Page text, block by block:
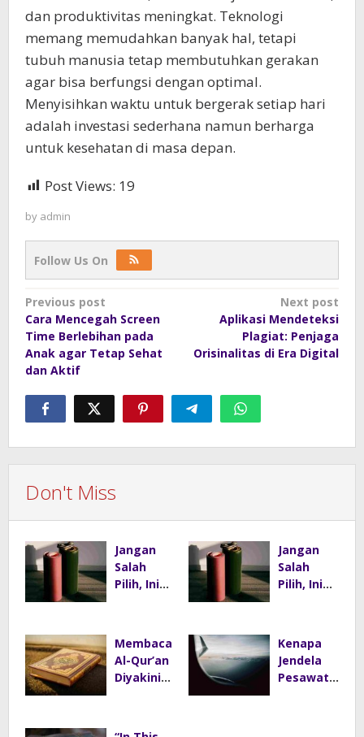
dan produktivitas meningkat. Teknologi
memang memudahkan banyak hal, tetapi
tubuh manusia tetap membutuhkan gerakan
agar bisa berfungsi dengan optimal.
Menyisihkan waktu untuk bergerak setiap hari
adalah investasi sederhana namun berharga
untuk kesehatan di masa depan.
Post Views: 19
by admin
Follow Us On
Post
navigation
Previous post
Cara Mencegah Screen
Time Berlebihan pada
Anak agar Tetap Sehat
dan Aktif
Next post
Aplikasi Mendeteksi
Plagiat: Penjaga
Orisinalitas di Era Digital
Don't Miss
Jangan
Salah
Pilih, Ini
Yoga
yang
Tepat
Jangan
Salah
Pilih, Ini
Yoga
yang
Tepat
Membaca
Al-Qur’an
Diyakini
Kenapa
Jendela
Pesawat